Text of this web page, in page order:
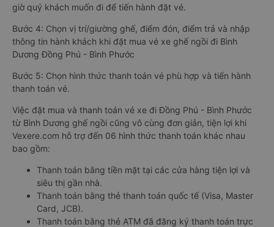
giờ quý khách muốn đi để tiến hành đặt vé.
Bước 4: Chọn vị trí/giường ghế, điểm đón, điểm trả và nhập
thông tin hành khách khi đặt mua vé xe ghế ngồi đi Bình
Dương Đồng Phú - Bình Phước
Bước 5: Chọn hình thức thanh toán vé phù hợp và tiến hành
thanh toán vé.
Việc đặt mua và thanh toán vé xe đi Đồng Phú - Bình Phước
từ Bình Dương ghế ngồi cũng vô cùng đơn giản, tiện lợi khi
Vexere.com hỗ trợ đến 06 hình thức thanh toán khác nhau
bao gồm:
Thanh toán bằng tiền mặt tại các cửa hàng tiện lợi và
siêu thị gần nhà.
Thanh toán bằng thẻ thanh toán quốc tế (Visa, Master
Card, JCB).
Thanh toán bằng thẻ ATM đã đăng ký thanh toán trực